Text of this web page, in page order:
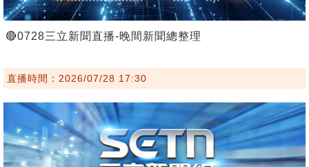
🔴0728三立新聞直播-晚間新聞總整理
直播時間：2026/07/28 17:30